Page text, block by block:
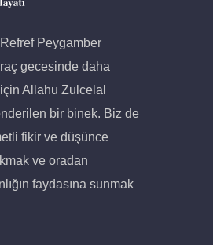
Peygamber
gecesinde daha
Allahu Zulcelal
bir binek. Biz de
fikir ve düşünce
ve oradan
faydasına sunmak